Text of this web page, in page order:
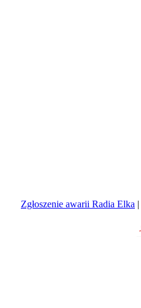
Zgłoszenie awarii Radia Elka |